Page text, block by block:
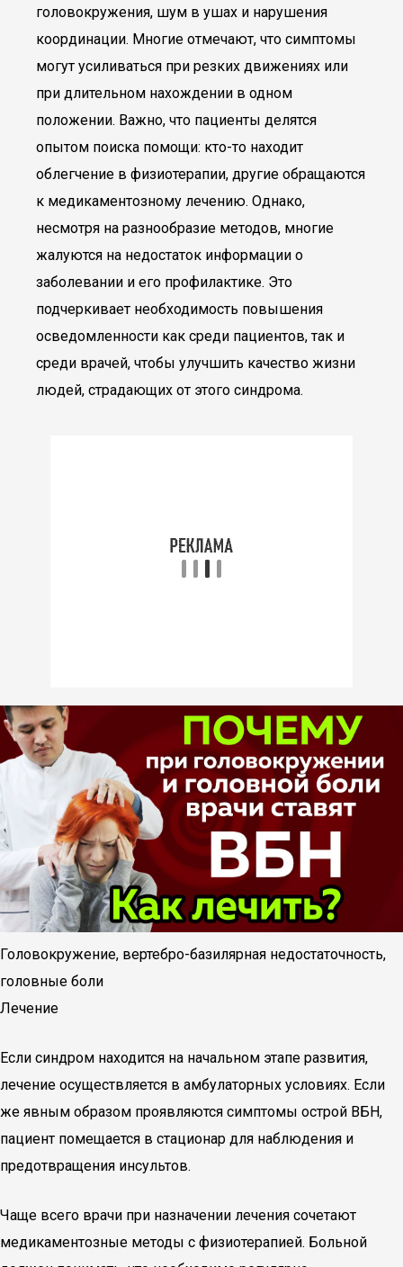
головокружения, шум в ушах и нарушения
координации. Многие отмечают, что симптомы
могут усиливаться при резких движениях или
при длительном нахождении в одном
положении. Важно, что пациенты делятся
опытом поиска помощи: кто-то находит
облегчение в физиотерапии, другие обращаются
к медикаментозному лечению. Однако,
несмотря на разнообразие методов, многие
жалуются на недостаток информации о
заболевании и его профилактике. Это
подчеркивает необходимость повышения
осведомленности как среди пациентов, так и
среди врачей, чтобы улучшить качество жизни
людей, страдающих от этого синдрома.
Головокружение, вертебро-базилярная недостаточность,
головные боли
Лечение
Если синдром находится на начальном этапе развития,
лечение осуществляется в амбулаторных условиях. Если
же явным образом проявляются симптомы острой ВБН,
пациент помещается в стационар для наблюдения и
предотвращения инсультов.
Чаще всего врачи при назначении лечения сочетают
медикаментозные методы с физиотерапией. Больной